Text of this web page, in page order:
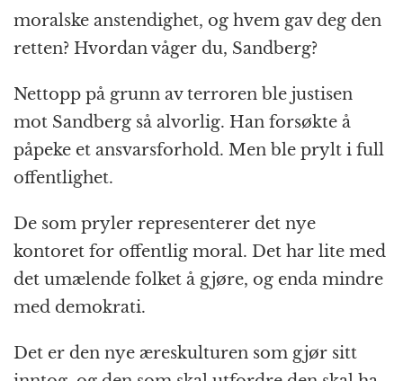
moralske anstendighet, og hvem gav deg den
retten? Hvordan våger du, Sandberg?
Nettopp på grunn av terroren ble justisen
mot Sandberg så alvorlig. Han forsøkte å
påpeke et ansvarsforhold. Men ble prylt i full
offentlighet.
De som pryler representerer det nye
kontoret for offentlig moral. Det har lite med
det umælende folket å gjøre, og enda mindre
med demokrati.
Det er den nye æreskulturen som gjør sitt